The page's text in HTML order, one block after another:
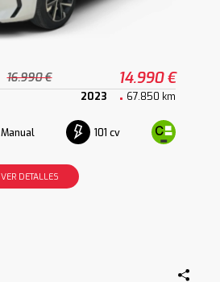
16.990 € 14.990 €
2023 67.850 km
Manual 101 cv
VER DETALLES